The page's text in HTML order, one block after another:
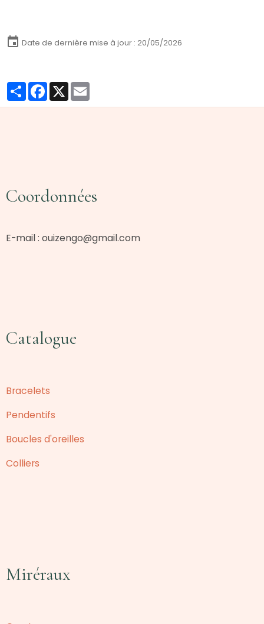
Date de dernière mise à jour : 20/05/2026
PartagerFacebook
X
Coordonnées
E-mail : ouizengo@gmail.com
Catalogue
Bracelets
Pendentifs
Boucles d'oreilles
Colliers
Miréraux